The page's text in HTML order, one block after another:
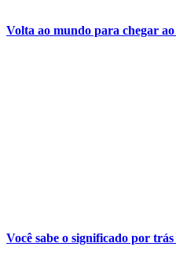
Volta ao mundo para chegar
Você sabe o significado por trás